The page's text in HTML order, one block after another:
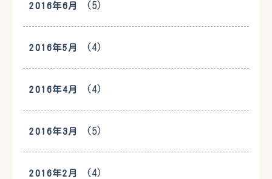
2016年6月 (5)
2016年5月 (4)
2016年4月 (4)
2016年3月 (5)
2016年2月 (4)